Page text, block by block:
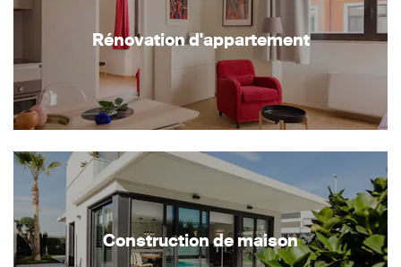
Rénovation d'appartement
Construction de maison